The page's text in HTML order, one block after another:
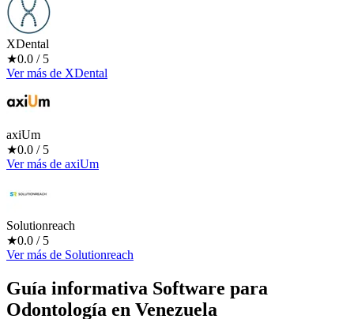
XDental
★0.0 / 5
Ver más de XDental
axiUm
★0.0 / 5
Ver más de axiUm
Solutionreach
★0.0 / 5
Ver más de Solutionreach
Guía informativa Software para
Odontología en Venezuela